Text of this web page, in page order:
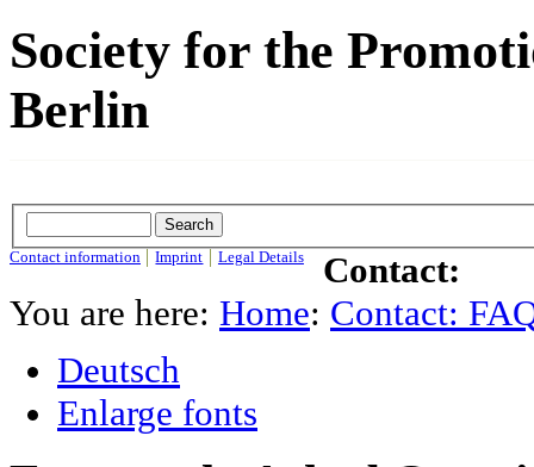
Society for the
Berlin
Contact:
Contact information Imprint Legal Details
You are here: Home: Contact:
Deutsch
Enlarge fonts